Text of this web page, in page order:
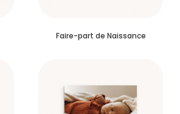
Faire-part de Naissance